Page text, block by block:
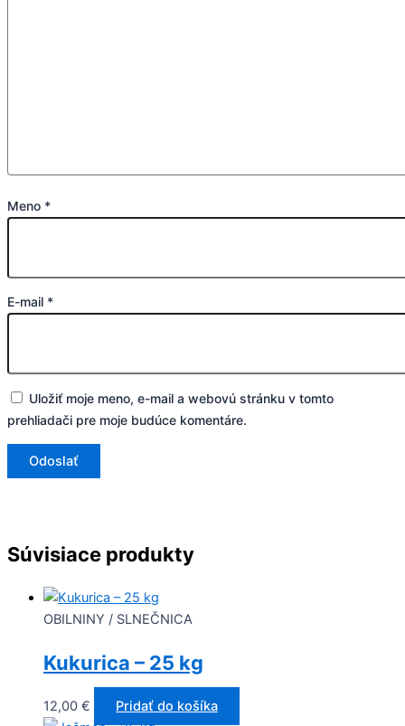
Meno *
E-mail *
Uložiť moje meno, e-mail a webovú stránku v tomto
prehliadači pre moje budúce komentáre.
Súvisiace produkty
OBILNINY / SLNEČNICA
Kukurica – 25 kg
12,00 € Pridať do košíka